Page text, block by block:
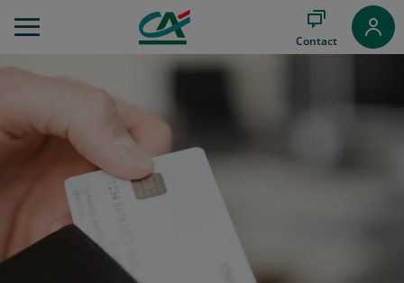
au
Contenu
au
Pied
page
Contact